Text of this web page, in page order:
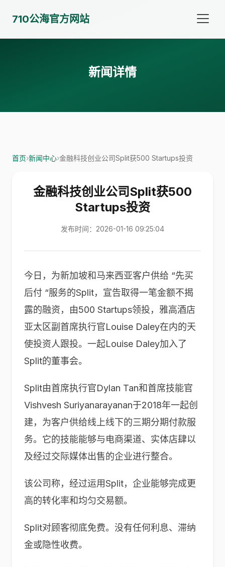
710公海官方网站
新闻详情
首页›新闻中心›金融科技创业公司Split获500 Startups投资
金融科技创业公司Split获500
Startups投资
发布时间：2026-01-16 09:25:04
今日，为新加坡和马来西亚客户供给 “先买
后付 “服务的Split，宣告取得一笔金额不揭
露的融资，由500 Startups领投，雅高酒店
亚太区副首席执行官Louise Daley在内的天
使投资人跟投。一起Louise Daley加入了
Split的董事会。
Split由首席执行官Dylan Tan和首席技能官
Vishvesh Suriyanarayanan于2018年一起创
建，为客户供给线上线下的三期分期付款服
务。它的技能能够与电商渠道、实体店肆以
及经过交际媒体出售的企业进行整合。
该公司称，经过运用Split，企业能够完成更
高的转化率和均匀交易额。
Split对顾客彻底免费。没有任何利息、滞纳
金或隐性收费。